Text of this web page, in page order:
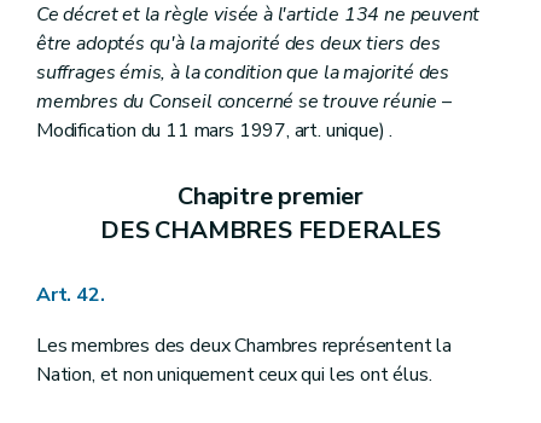
Ce décret et la règle visée à l'article 134 ne peuvent
être adoptés qu'à la majorité des deux tiers des
suffrages émis, à la condition que la majorité des
membres du Conseil concerné se trouve réunie –
Modification du 11 mars 1997, art. unique) .
Chapitre premier
DES CHAMBRES FEDERALES
Art. 42.
Les membres des deux Chambres représentent la
Nation, et non uniquement ceux qui les ont élus.